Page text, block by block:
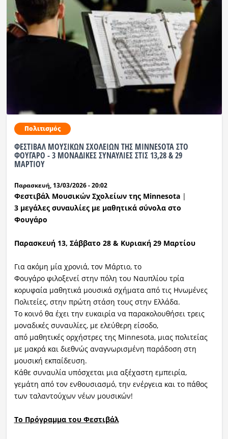
Πολιτισμός
ΦΕΣΤΙΒΑΛ ΜΟΥΣΙΚΩΝ ΣΧΟΛΕΙΩΝ ΤΗΣ MINNESOTA ΣΤΟ
ΦΟΥΓΑΡΟ - 3 ΜΟΝΑΔΙΚΕΣ ΣΥΝΑΥΛΙΕΣ ΣΤΙΣ 13,28 & 29
ΜΑΡΤΙΟΥ
Παρασκευή, 13/03/2026 - 20:02
Φεστιβάλ Μουσικών Σχολείων της Minnesota|
3 μεγάλες συναυλίες με μαθητικά σύνολα στο
Φουγάρο
Παρασκευή 13, Σάββατο 28 & Κυριακή 29 Μαρτίου
Για ακόμη μία χρονιά, τον Μάρτιο, το
Φουγάρο φιλοξενεί στην πόλη του Ναυπλίου τρία
κορυφαία μαθητικά μουσικά σχήματα από τις Ηνωμένες
Πολιτείες, στην πρώτη στάση τους στην Ελλάδα.
Το κοινό θα έχει την ευκαιρία να παρακολουθήσει τρεις
μοναδικές συναυλίες, με ελεύθερη είσοδο,
από μαθητικές ορχήστρες της Minnesota, μιας πολιτείας
με μακρά και διεθνώς αναγνωρισμένη παράδοση στη
μουσική εκπαίδευση.
Κάθε συναυλία υπόσχεται μια αξέχαστη εμπειρία,
γεμάτη από τον ενθουσιασμό, την ενέργεια και το πάθος
των ταλαντούχων νέων μουσικών!
Το Πρόγραμμα του Φεστιβάλ